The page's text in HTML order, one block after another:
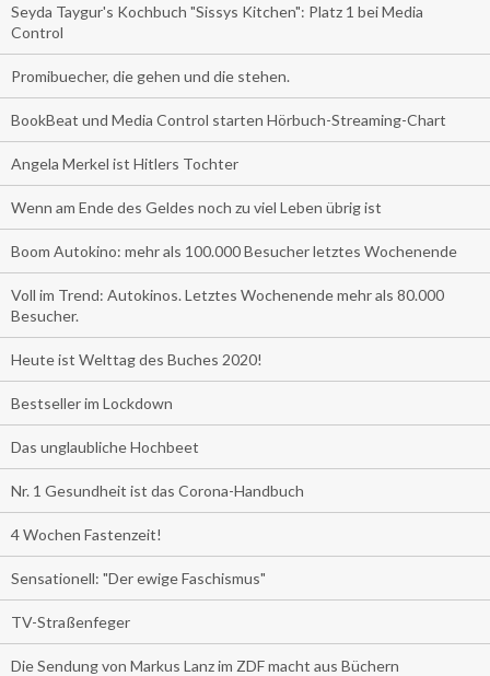
Seyda Taygur's Kochbuch "Sissys Kitchen": Platz 1 bei Media
Control
Promibuecher, die gehen und die stehen.
BookBeat und Media Control starten Hörbuch-Streaming-Chart
Angela Merkel ist Hitlers Tochter
Wenn am Ende des Geldes noch zu viel Leben übrig ist
Boom Autokino: mehr als 100.000 Besucher letztes Wochenende
Voll im Trend: Autokinos. Letztes Wochenende mehr als 80.000
Besucher.
Heute ist Welttag des Buches 2020!
Bestseller im Lockdown
Das unglaubliche Hochbeet
Nr. 1 Gesundheit ist das Corona-Handbuch
4 Wochen Fastenzeit!
Sensationell: "Der ewige Faschismus"
TV-Straßenfeger
Die Sendung von Markus Lanz im ZDF macht aus Büchern